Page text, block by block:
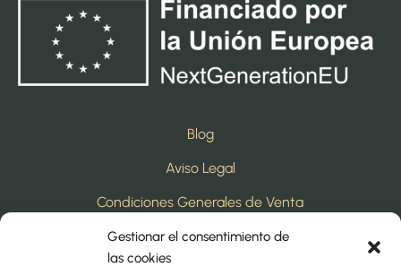
Gestionar el consentimiento de
las cookies
Blog
Aviso Legal
Condiciones Generales de Venta
Política de Privacidad